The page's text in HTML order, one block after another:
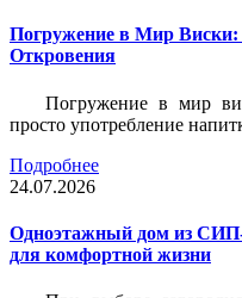
Погружение в Мир Виски:
Откровения
Погружение в мир
просто употребление
Подробнее
24.07.2026
Одноэтажный дом из
для комфортной жизни